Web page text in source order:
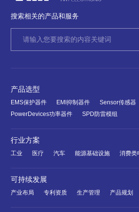
搜索相关的产品和服务
产品选型
EMS保护器件 EMI抑制器件
Sensor传感器
PowerDevices功率器件
SPD防雷模组
行业方案
工业 医疗 汽车 能源基础设施 消费类
可持续发展
产业布局 专利资质 生产管理 产品规划